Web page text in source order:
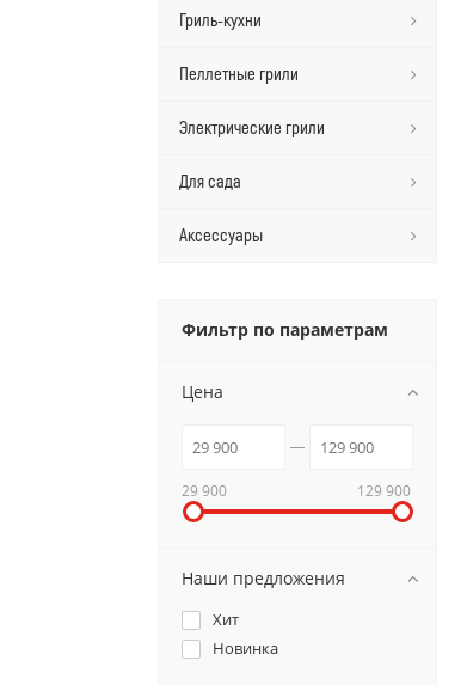
Гриль-кухни
Пеллетные грили
Электрические грили
Для сада
Аксессуары
Фильтр по параметрам
Цена
29 900 129 900
Наши предложения
Хит
Новинка